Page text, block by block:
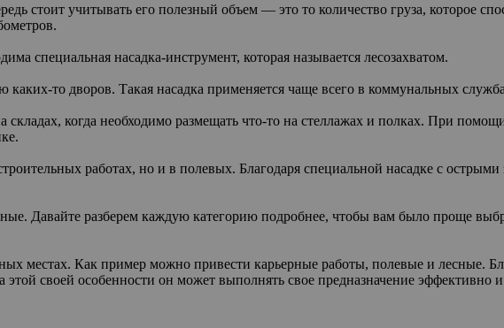
стоит учитывать его полезный объем — это то количество груза, которое
специальная насадка-инструмент, которая называется лесозахватом.
то дворов. Такая насадка применяется чаще всего в коммунальных
складах, когда необходимо размещать что-то на стеллажах и полках. При
работах, но и в полевых. Благодаря специальной насадке с
Давайте разберем каждую категорию подробнее, чтобы вам было проще
местах. Как пример можно привести карьерные работы, полевые и лесные.
своей особенности он может выполнять свое предназначение эффективно